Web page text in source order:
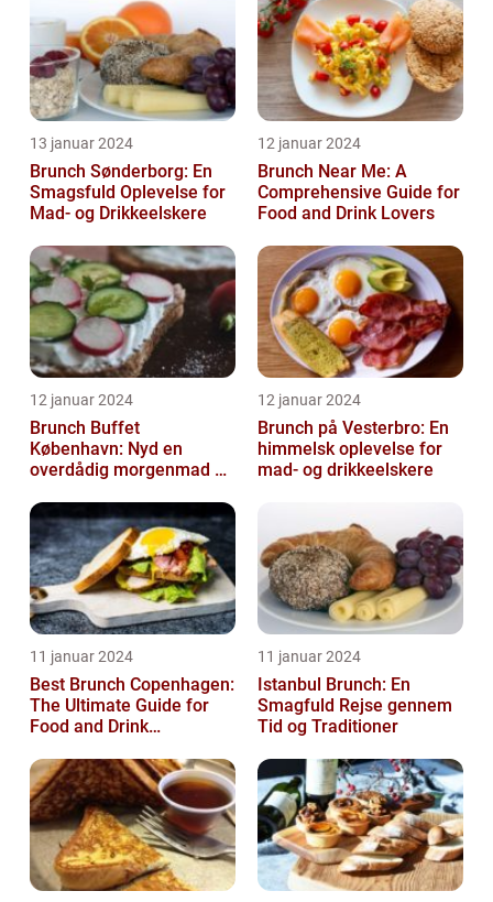
13 januar 2024
Brunch Sønderborg: En
Smagsfuld Oplevelse for
Mad- og Drikkeelskere
12 januar 2024
Brunch Near Me: A
Comprehensive Guide for
Food and Drink Lovers
12 januar 2024
Brunch Buffet
København: Nyd en
overdådig morgenmad og
12 januar 2024
Brunch på Vesterbro: En
himmelsk oplevelse for
mad- og drikkeelskere
11 januar 2024
Best Brunch Copenhagen:
The Ultimate Guide for
Food and Drink
11 januar 2024
Istanbul Brunch: En
Smagfuld Rejse gennem
Tid og Traditioner